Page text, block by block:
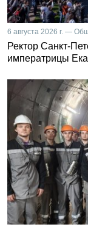
6 августа 2026 г. —
Ректор Санкт-
императрицы